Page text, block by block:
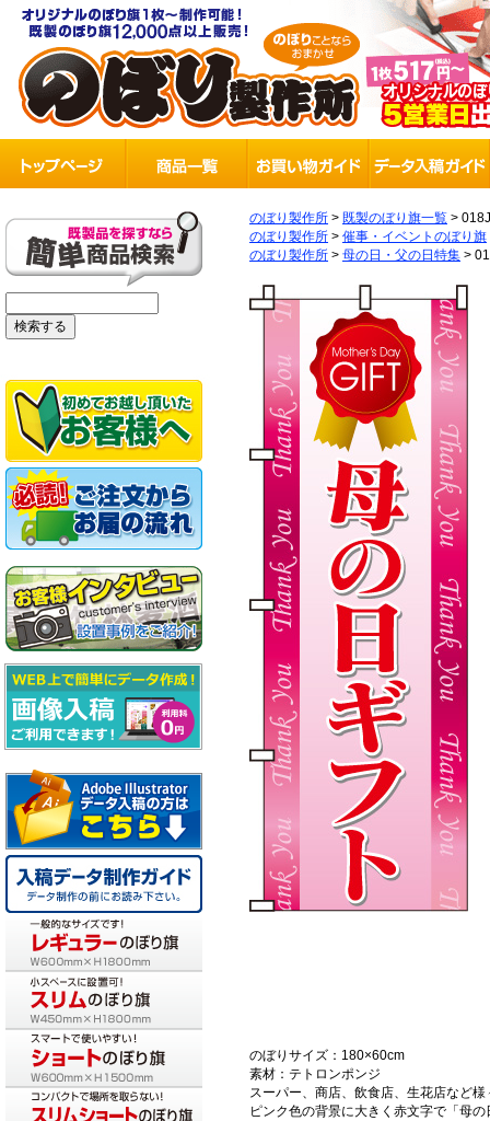
のぼり製作所 > 既製のぼり旗一覧 >
のぼり製作所 > 催事・イベントのぼり旗
のぼり製作所 > 母の日・父の日特集 >
のぼりサイズ：180×60cm
素材：テトロンポンジ
スーパー、商店、飲食店、生花店など
ピンク色の背景に大きく赤文字で「母